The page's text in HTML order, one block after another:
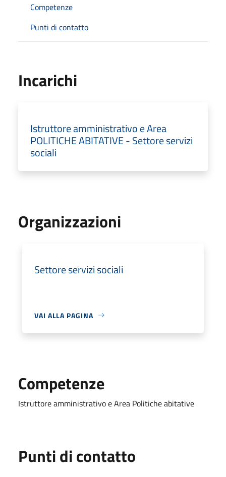
Competenze
Punti di contatto
Incarichi
Istruttore amministrativo e Area
POLITICHE ABITATIVE - Settore servizi
sociali
Organizzazioni
Settore servizi sociali
VAI ALLA PAGINA
Competenze
Istruttore amministrativo e Area Politiche abitative
Punti di contatto